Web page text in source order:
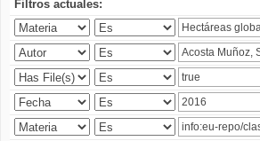
Filtros actuales: